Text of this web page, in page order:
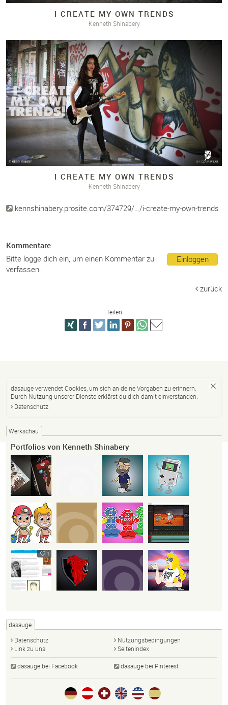
I CREATE MY OWN TRENDS
Kenneth Shinabery
I CREATE MY OWN TRENDS
Kenneth Shinabery
kennshinabery.prosite.com/374729/…/i-create-my-own-trends
Kommentare
Einloggen
Bitte logge dich ein, um einen Kommentar zu
verfassen.
zurück
Teilen
dasauge verwendet Cookies, um sich an deine Vorgaben zu erinnern.
Durch Nutzung unserer Dienste erklärst du dich damit einverstanden.
Datenschutz
Werkschau
Portfolios von Kenneth Shinabery
1
dasauge
Datenschutz
Nutzungsbedingungen
Link zu uns
Seitenindex
dasauge bei Facebook dasauge bei Pinterest